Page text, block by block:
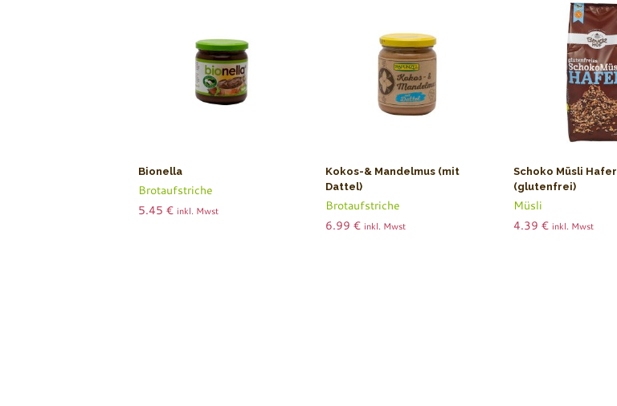
Bionella
Brotaufstriche
5.45 € inkl. Mwst
Kokos-& Mandelmus (mit
Dattel)
Brotaufstriche
6.99€ inkl. Mwst
Schoko Müsli Hafer
(glutenfrei)
Müsli
4.39 € inkl. Mwst